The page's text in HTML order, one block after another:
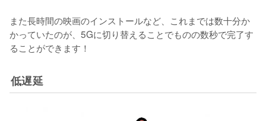
また長時間の映画のインストールなど、これまでは数十分か
かっていたのが、5Gに切り替えることでものの数秒で完了す
ることができます！
低遅延